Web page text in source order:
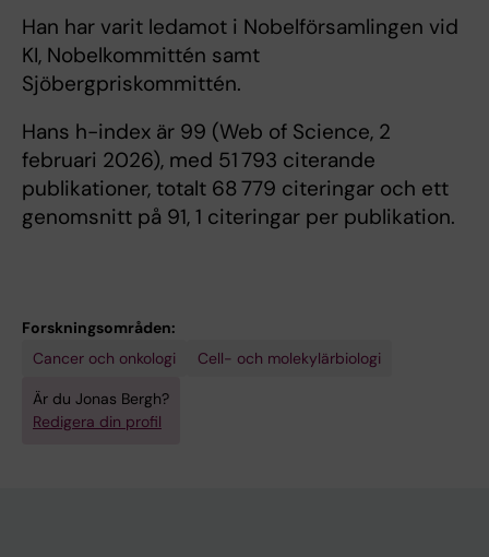
Han har varit ledamot i Nobelförsamlingen vid
KI, Nobelkommittén samt
Sjöbergpriskommittén.
Hans h-index är 99 (Web of Science, 2
februari 2026), med 51 793 citerande
publikationer, totalt 68 779 citeringar och ett
genomsnitt på 91, 1 citeringar per publikation.
Forskningsområden:
Cancer och onkologi
Cell- och molekylärbiologi
Är du Jonas Bergh?
Redigera din profil